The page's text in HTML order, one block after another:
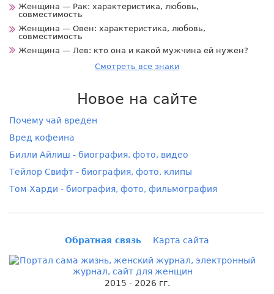
Женщина — Рак: характеристика, любовь,
совместимость
Женщина — Овен: характеристика, любовь,
совместимость
Женщина — Лев: кто она и какой мужчина ей нужен?
Смотреть все знаки
Новое на сайте
Почему чай вреден
Вред кофеина
Билли Айлиш - биография, фото, видео
Тейлор Свифт - биография, фото, клипы
Том Харди - биография, фото, фильмография
Обратная связь Карта сайта
2015 - 2026 гг.